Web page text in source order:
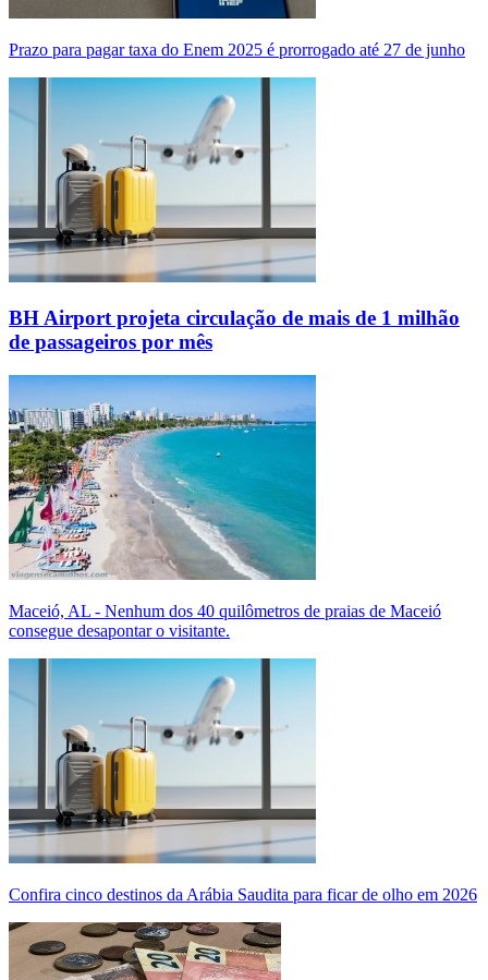
Prazo para pagar taxa do Enem 2025 é prorrogado até 27 de junho
BH Airport projeta circulação de mais de 1 milhão
de passageiros por mês
Maceió, AL - Nenhum dos 40 quilômetros de praias de Maceió
consegue desapontar o visitante.
Confira cinco destinos da Arábia Saudita para ficar de olho em 2026